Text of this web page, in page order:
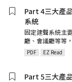
Part 4三大產
系統
固定建聲系統主
廳、會議廳等等
PDF EZ Read
Part 5三大產